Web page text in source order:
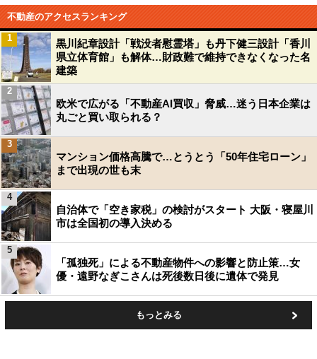
不動産のアクセスランキング
黒川紀章設計「戦没者慰霊塔」も丹下健三設計「香川
県立体育館」も解体…財政難で維持できなくなった名
建築
1
欧米で広がる「不動産AI買収」脅威…迷う日本企業は
丸ごと買い取られる？
2
マンション価格高騰で…とうとう「50年住宅ローン」
まで出現の世も末
3
自治体で「空き家税」の検討がスタート 大阪・寝屋川
市は全国初の導入決める
4
「孤独死」による不動産物件への影響と防止策…女
優・遠野なぎこさんは死後数日後に遺体で発見
5
もっとみる